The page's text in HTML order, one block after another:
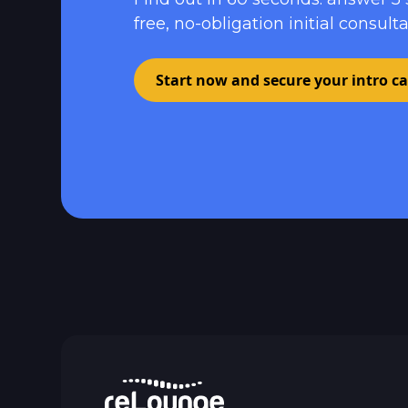
free, no-obligation initial
Start now and secure your intro